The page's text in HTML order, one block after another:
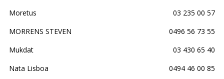
Moretus
03 235 00 57
MORRENS STEVEN
0496 56 73 55
Mukdat
03 430 65 40
Nata Lisboa
0494 46 00 85